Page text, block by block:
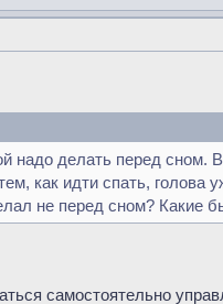
делать перед сном.
как идти спать, голова
не перед сном? Какие
самостоятельно